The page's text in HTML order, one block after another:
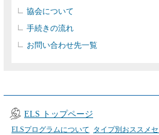
協会について
手続きの流れ
お問い合わせ先一覧
ELS トップページ
ELSプログラムについて タイプ別おススメ